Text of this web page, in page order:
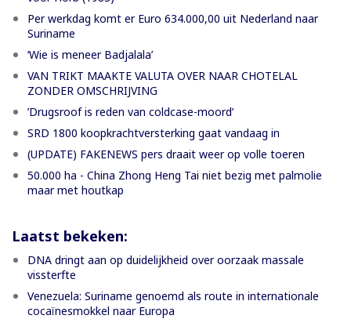
Per werkdag komt er Euro 634.000,00 uit Nederland naar
Suriname
‘Wie is meneer Badjalala’
VAN TRIKT MAAKTE VALUTA OVER NAAR CHOTELAL
ZONDER OMSCHRIJVING
’Drugsroof is reden van coldcase-moord’
SRD 1800 koopkrachtversterking gaat vandaag in
(UPDATE) FAKENEWS pers draait weer op volle toeren
50.000 ha - China Zhong Heng Tai niet bezig met palmolie
maar met houtkap
Laatst bekeken:
DNA dringt aan op duidelijkheid over oorzaak massale
vissterfte
Venezuela: Suriname genoemd als route in internationale
cocaïnesmokkel naar Europa